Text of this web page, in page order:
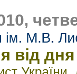
М.В.
від